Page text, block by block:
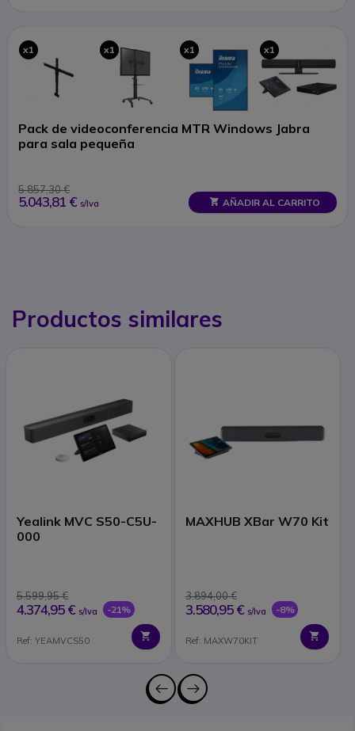
x1 x1 x1 x1
Pack de videoconferencia MTR Windows Jabra
para sala pequeña
5.857,30 €
5.043,81 € s/Iva AÑADIR AL CARRITO
Productos similares
Yealink MVC S50-C5U-
000
5.599,95 €
4.374,95 € s/Iva -21%
Ref: YEAMVCS50
MAXHUB XBar W70 Kit
3.894,00 €
3.580,95 € s/Iva -8%
Ref: MAXW70KIT